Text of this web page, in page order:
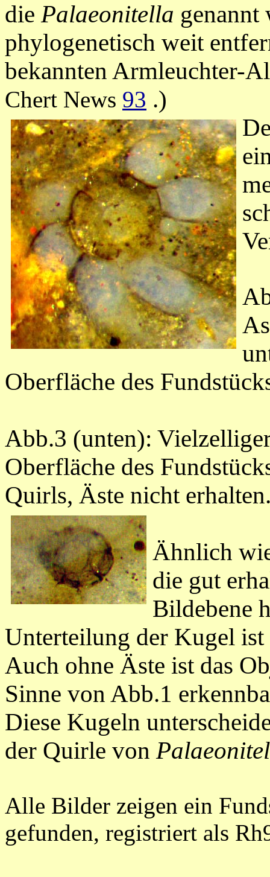
diePalaeonitella genannt
phylogenetisch weit
bekannten Armleuchter-
Chert News 93 .)
Oberfläche des
Abb.3 (unten):
Oberfläche des
Quirls, Äste nicht
Ähnlich
die gut
Bildebene
Unterteilung der Kugel ist
Auch ohne Äste ist das
Sinne von Abb.1
Diese Kugeln
der Quirle von
Alle Bilder zeigen ein
gefunden, registriert als